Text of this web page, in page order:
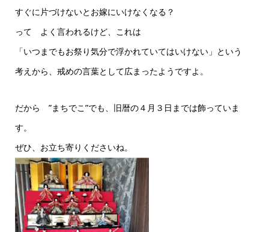
すぐに片づけないとお嫁にいけなくなる？
って よく言われるけど、これは
「いつまでもお祭り気分で浮かれていてはいけない」という
考えから、戒めの言葉として広まったようですよ。
だから ”まちでこ”でも、旧暦の４月３日までは飾っていま
す。
ぜひ、お立ち寄りくださいね。